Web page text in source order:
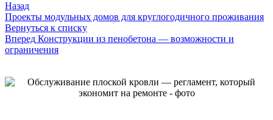
Назад
Проекты модульных домов для круглогодичного проживания
Вернуться к списку
Вперед Конструкции из пенобетона — возможности и
ограничения